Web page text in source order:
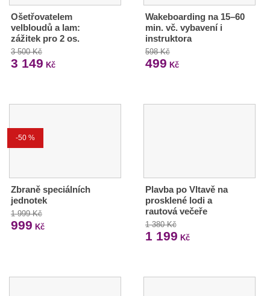
Ošetřovatelem
velbloudů a lam:
zážitek pro 2 os.
3 500 Kč
3 149 Kč
Wakeboarding na 15–60
min. vč. vybavení i
instruktora
598 Kč
499 Kč
-50 %
Zbraně speciálních
jednotek
1 999 Kč
999 Kč
Plavba po Vltavě na
prosklené lodi a
rautová večeře
1 380 Kč
1 199 Kč